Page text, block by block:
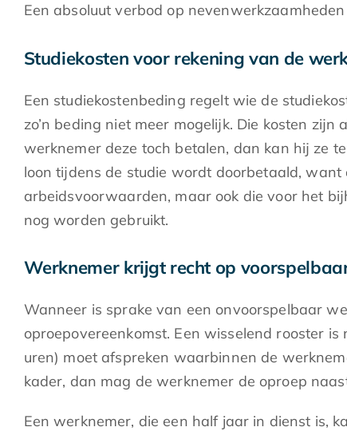
Een absoluut verbod op
Studiekosten voor rekening van de
Een studiekostenbeding regelt wie de
zo’n beding niet meer mogelijk. Die kosten
werknemer deze toch betalen, dan kan hij ze
loon tijdens de studie wordt doorbetaald,
arbeidsvoorwaarden, maar ook die voor het
nog worden gebruikt.
Werknemer krijgt recht op
Wanneer is sprake van een onvoorspelbaar
oproepovereenkomst. Een wisselend rooster
uren) moet afspreken waarbinnen de
kader, dan mag de werknemer de oproep
Een werknemer, die een half jaar in dienst is,